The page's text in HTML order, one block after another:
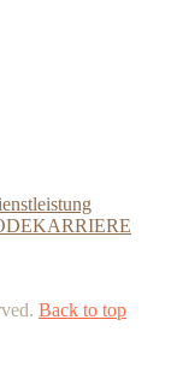
Back to top